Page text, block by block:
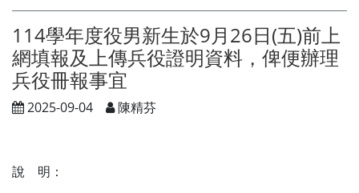
114學年度役男新生於9月26日(五)前上
網填報及上傳兵役證明資料，俾便辦理
兵役冊報事宜
2025-09-04 陳精芬
說 明：